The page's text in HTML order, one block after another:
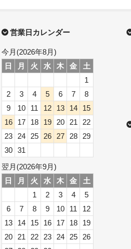
営業日カレンダー
今月(2026年8月)
日
月 火 水 木 金
土
1
2
3 4 5 6 7
8
9
10 11 12 13 14
15
16
17 18 19 20 21
22
23
24 25 26 27 28
29
30
31
翌月(2026年9月)
日
月 火 水 木 金
土
1
2 3 4
5
6
7 8 9 10 11
12
13
14 15 16 17 18
19
20
21 22 23 24 25
26